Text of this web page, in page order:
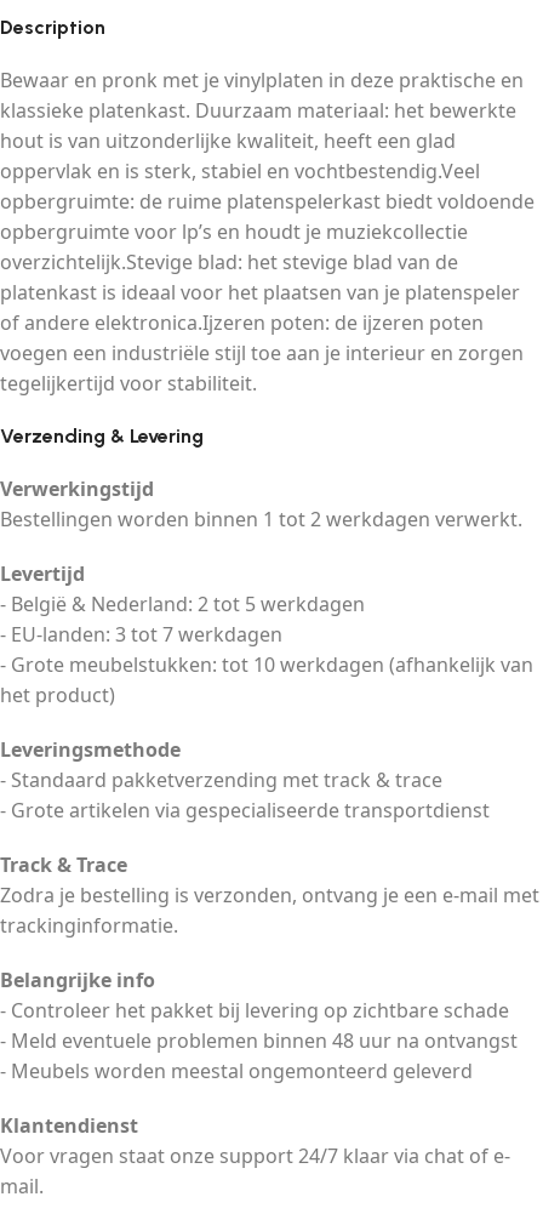
Description
Bewaar en pronk met je vinylplaten in deze praktische en
klassieke platenkast. Duurzaam materiaal: het bewerkte
hout is van uitzonderlijke kwaliteit, heeft een glad
oppervlak en is sterk, stabiel en vochtbestendig.Veel
opbergruimte: de ruime platenspelerkast biedt voldoende
opbergruimte voor lp’s en houdt je muziekcollectie
overzichtelijk.Stevige blad: het stevige blad van de
platenkast is ideaal voor het plaatsen van je platenspeler
of andere elektronica.Ijzeren poten: de ijzeren poten
voegen een industriële stijl toe aan je interieur en zorgen
tegelijkertijd voor stabiliteit.
Verzending & Levering
Verwerkingstijd
Bestellingen worden binnen 1 tot 2 werkdagen verwerkt.
Levertijd
- België & Nederland: 2 tot 5 werkdagen
- EU-landen: 3 tot 7 werkdagen
- Grote meubelstukken: tot 10 werkdagen (afhankelijk van
het product)
Leveringsmethode
- Standaard pakketverzending met track & trace
- Grote artikelen via gespecialiseerde transportdienst
Track & Trace
Zodra je bestelling is verzonden, ontvang je een e-mail met
trackinginformatie.
Belangrijke info
- Controleer het pakket bij levering op zichtbare schade
- Meld eventuele problemen binnen 48 uur na ontvangst
- Meubels worden meestal ongemonteerd geleverd
Klantendienst
Voor vragen staat onze support 24/7 klaar via chat of e-
mail.